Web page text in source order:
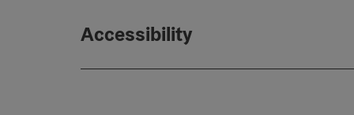
Accessibility